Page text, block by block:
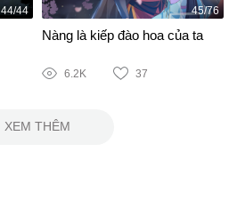
44/44 45/76
Nàng là kiếp đào hoa của ta
6.2K 37
XEM THÊM